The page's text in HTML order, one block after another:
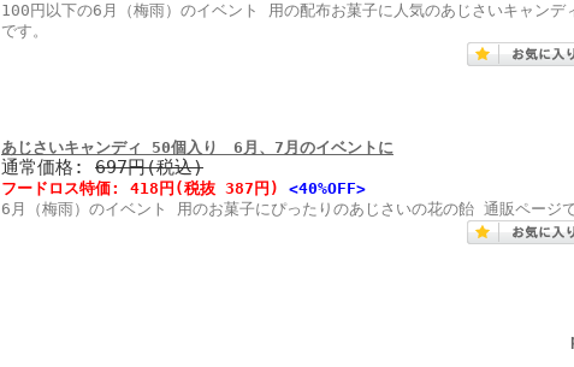
100円以下の6月（梅雨）のイベント 用の配布お菓子に人気のあじさいキャンデ
です。
あじさいキャンディ 50個入り 6月、7月のイベントに
通常価格: 697円(税込)
フードロス特価: 418円 (税抜 387円) <40%OFF>
6月（梅雨）のイベント 用のお菓子にぴったりのあじさいの花の飴 通販ページで